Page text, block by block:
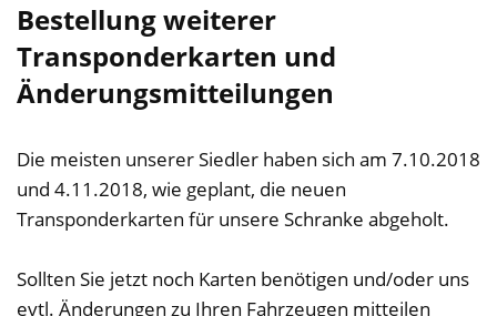
Bestellung weiterer
Transponderkarten und
Änderungsmitteilungen
Die meisten unserer Siedler haben sich am 7.10.2018
und 4.11.2018, wie geplant, die neuen
Transponderkarten für unsere Schranke abgeholt.
Sollten Sie jetzt noch Karten benötigen und/oder uns
evtl. Änderungen zu Ihren Fahrzeugen mitteilen